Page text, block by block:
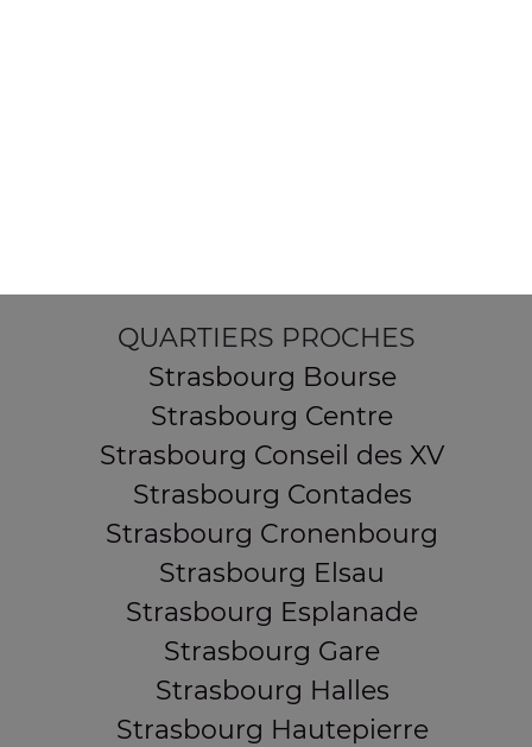
QUARTIERS PROCHES
Strasbourg Bourse
Strasbourg Centre
Strasbourg Conseil des XV
Strasbourg Contades
Strasbourg Cronenbourg
Strasbourg Elsau
Strasbourg Esplanade
Strasbourg Gare
Strasbourg Halles
Strasbourg Hautepierre